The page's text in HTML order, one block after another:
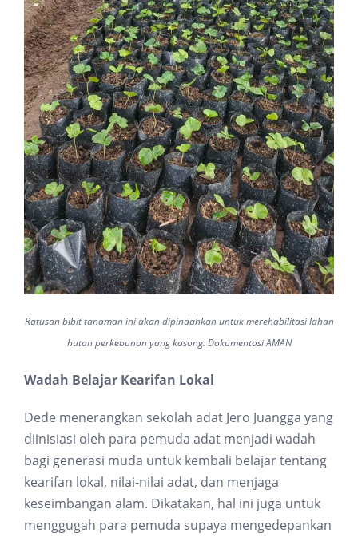
Ratusan bibit tanaman ini akan dipindahkan untuk merehabilitasi lahan
hutan perkebunan yang kosong. Dokumentasi AMAN
Wadah Belajar Kearifan Lokal
Dede menerangkan sekolah adat Jero Juangga yang
diinisiasi oleh para pemuda adat menjadi wadah
bagi generasi muda untuk kembali belajar tentang
kearifan lokal, nilai-nilai adat, dan menjaga
keseimbangan alam. Dikatakan, hal ini juga untuk
menggugah para pemuda supaya mengedepankan